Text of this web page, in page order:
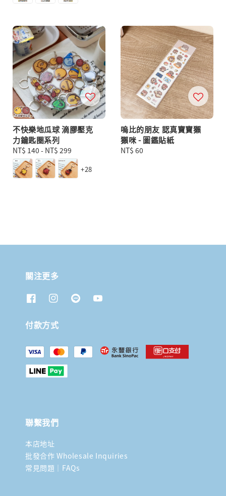
不快樂地瓜球 滴膠壓克
力鑰匙圈系列
Regular
price
NT$ 140 - NT$ 299
+28
嗚比的朋友 認真寶寶獺
獺咪 - 圖鑑貼紙
Regular
NT$ 60
關注更多
付款方式
聯繫我們
本店地址
批發合作 Wholesale Inquiries
常見問題｜FAQs